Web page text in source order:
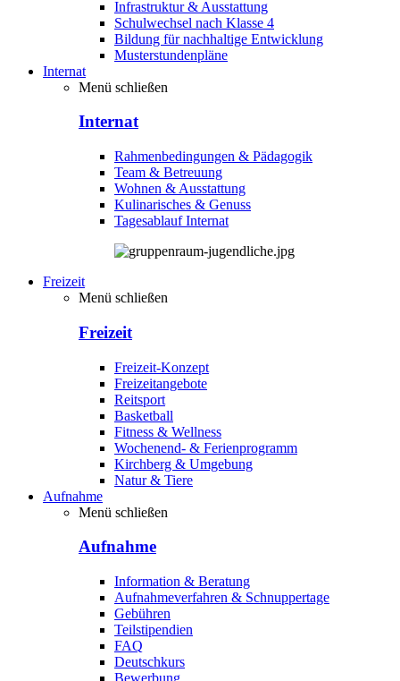
Infrastruktur & Ausstattung
Schulwechsel nach Klasse 4
Bildung für nachhaltige Entwicklung
Musterstundenpläne
Internat
Menü schließen
Internat
Rahmenbedingungen & Pädagogik
Team & Betreuung
Wohnen & Ausstattung
Kulinarisches & Genuss
Tagesablauf Internat
Freizeit
Menü schließen
Freizeit
Freizeit-Konzept
Freizeitangebote
Reitsport
Basketball
Fitness & Wellness
Wochenend- & Ferienprogramm
Kirchberg & Umgebung
Natur & Tiere
Aufnahme
Menü schließen
Aufnahme
Information & Beratung
Aufnahmeverfahren & Schnuppertage
Gebühren
Teilstipendien
FAQ
Deutschkurs
Bewerbung